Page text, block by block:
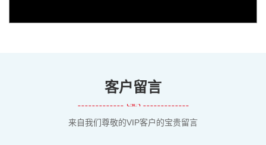
客户留言
来自我们尊敬的VIP客户的宝贵留言